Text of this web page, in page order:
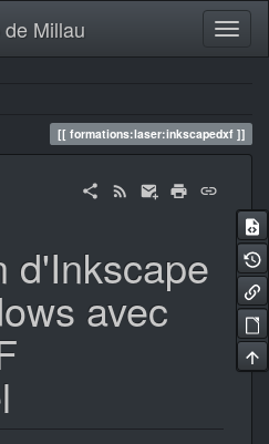
Millau
formations:laser:inkscapedxf
d'Inkscape
avec